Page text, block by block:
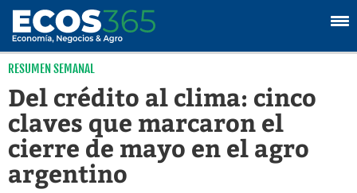
RESUMEN SEMANAL
Del crédito al clima: cinco
claves que marcaron el
cierre de mayo en el agro
argentino